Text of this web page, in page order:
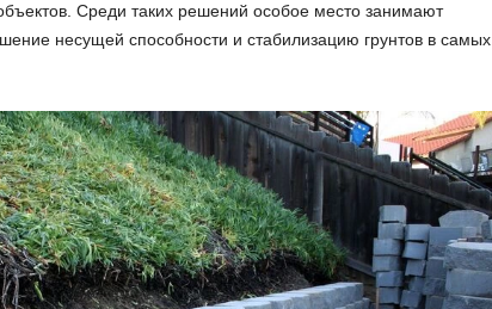
Среди таких решений особое место занимают
несущей способности и стабилизацию грунтов в самых